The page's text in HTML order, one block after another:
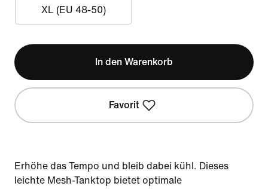
XL (EU 48-50)
In den Warenkorb
Favorit
Erhöhe das Tempo und bleib dabei kühl. Dieses
leichte Mesh-Tanktop bietet optimale